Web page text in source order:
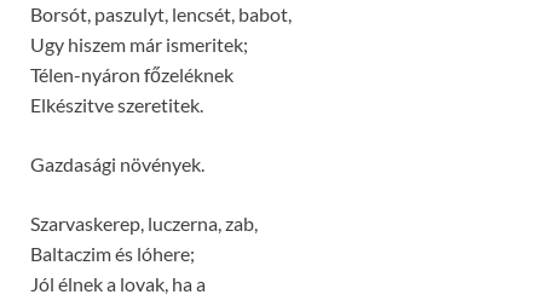
Borsót, paszulyt, lencsét, babot,
Ugy hiszem már ismeritek;
Télen-nyáron főzeléknek
Elkészitve szeretitek.
Gazdasági növények.
Szarvaskerep, luczerna, zab,
Baltaczim és lóhere;
Jól élnek a lovak, ha a